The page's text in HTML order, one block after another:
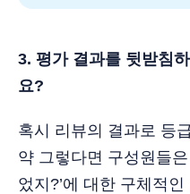
3. 평가 결과를 뒷받침
요?
혹시 리뷰의 결과로 등
약 그렇다면 구성원들
었지?’에 대한 구체적